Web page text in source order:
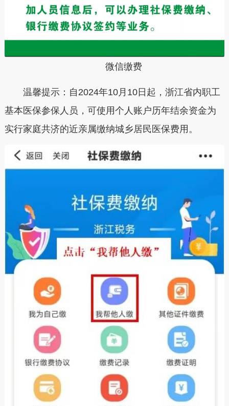
微信缴费
温馨提示： 自2024年10月10日起，浙江省内职工
基本医保参保人员，可使用个人账户历年结余资金为
实行家庭共济的近亲属缴纳城乡居民医保费用。